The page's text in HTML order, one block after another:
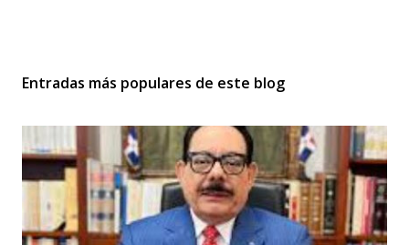
Entradas más populares de este blog